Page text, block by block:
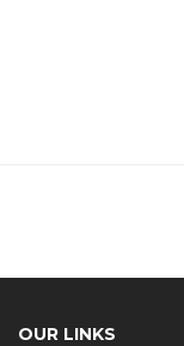
OUR LINKS